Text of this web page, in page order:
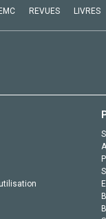
REVUES LIVRES